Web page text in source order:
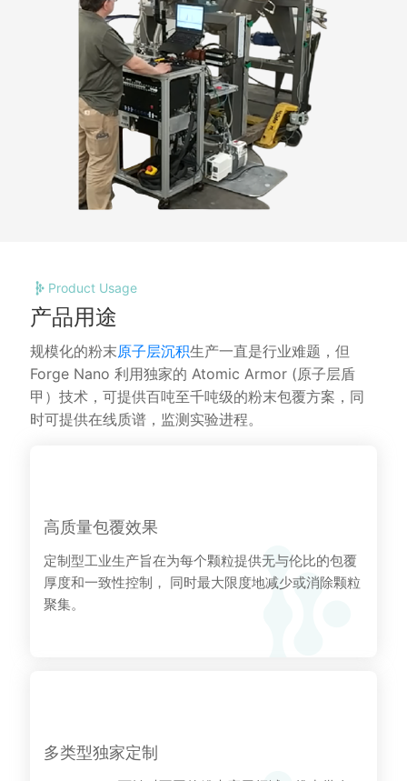
Product Usage
产品用途
规模化的粉末原子层沉积生产一直是行业难题，但
Forge Nano 利用独家的 Atomic Armor (原子层盾
甲）技术，可提供百吨至千吨级的粉末包覆方案，同
时可提供在线质谱，监测实验进程。
高质量包覆效果
定制型工业生产旨在为每个颗粒提供无与伦比的包覆
厚度和一致性控制， 同时最大限度地减少或消除颗粒
聚集。
多类型独家定制